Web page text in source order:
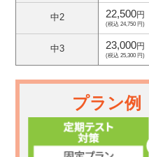
中2 22,500円
(税込 24,750 円)
中3 23,000円
(税込 25,300 円)
プラン例